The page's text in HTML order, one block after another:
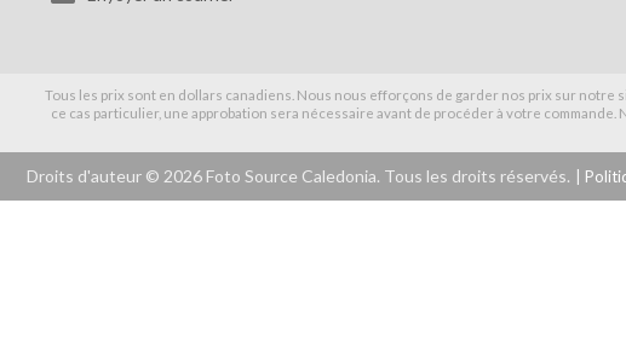
Tous les prix sont en dollars canadiens. Nous nous efforçons de garder nos prix sur notre
ce cas particulier, une approbation sera nécessaire avant de procéder à votre
Droits d'auteur © 2026 Foto Source Caledonia. Tous les droits réservés.